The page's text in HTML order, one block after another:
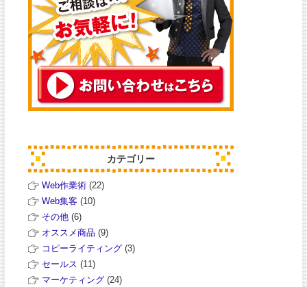
カテゴリー
Web作業術 (22)
Web集客 (10)
その他 (6)
オススメ商品 (9)
コピーライティング (3)
セールス (11)
マーケティング (24)